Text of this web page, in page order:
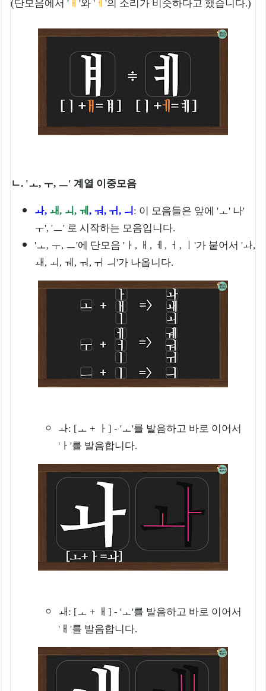
(단모음에서 ' ㅐ '와 ' ㅔ '의 소리가 비슷하다고 했습니다.)
ㄴ. 'ㅗ, ㅜ, ㅡ' 계열 이중모음
ㅘ, ㅙ, ㅚ, ㅞ , ㅝ, ㅟ, ㅢ : 이 모음들은 앞에 'ㅗ' 나'
ㅜ', 'ㅡ' 로 시작하는 모음입니다.
'ㅗ, ㅜ, ㅡ'에 단모음 'ㅏ, ㅐ, ㅔ, ㅓ, ㅣ'가 붙어서 'ㅘ,
ㅙ, ㅚ, ㅞ, ㅝ, ㅟ ㅢ'가 나옵니다.
ㅘ: [ㅗ + ㅏ] - 'ㅗ'를 발음하고 바로 이어서
'ㅏ'를 발음합니다.
ㅙ: [ㅗ + ㅐ] - 'ㅗ'를 발음하고 바로 이어서
'ㅐ'를 발음합니다.